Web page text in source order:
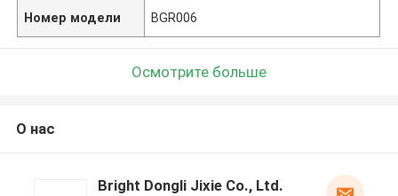
Номер модели BGR006
Осмотрите больше
О нас
Bright Dongli Jixie Co., Ltd.